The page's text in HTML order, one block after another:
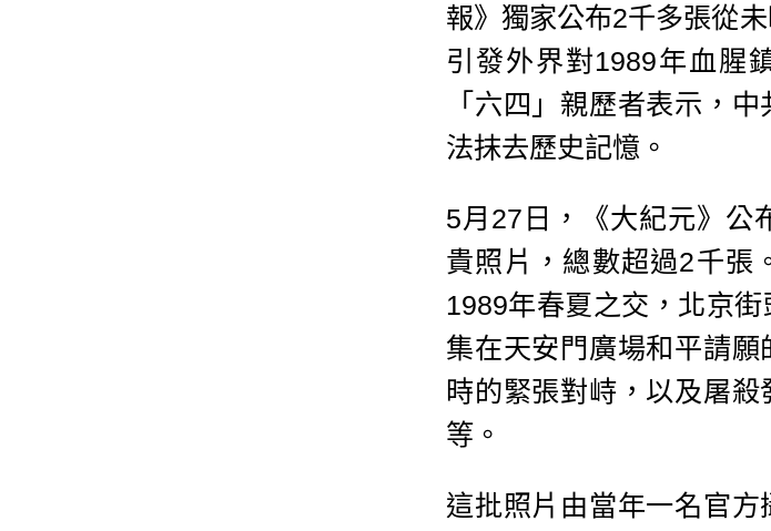
報》獨家公布2千多張從
引發外界對1989年血腥
「六四」親歷者表示，
法抹去歷史記憶。
5月27日，《大紀元》公
貴照片，總數超過2千張
1989年春夏之交，北京
集在天安門廣場和平請
時的緊張對峙，以及屠
等。
這批照片由當年一名官